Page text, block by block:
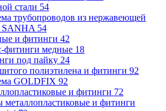
стали 54
трубопроводов из нержавеющей
SANHA 54
и фитинги 42
фитинги медные 18
под пайку 24
полиэтилена и фитинги 92
GOLDFIX 92
и фитинги 72
металлопластиковые и фитинги